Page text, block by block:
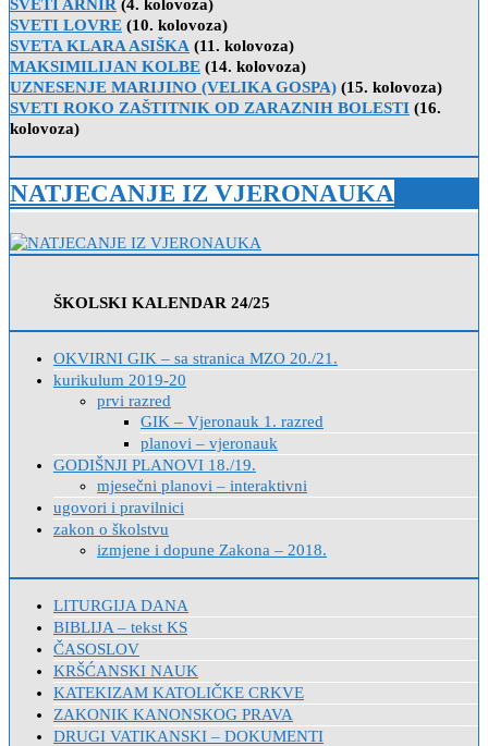
SVETI ARNIR (4. kolovoza)
SVETI LOVRE (10. kolovoza)
SVETA KLARA ASIŠKA (11. kolovoza)
MAKSIMILIJAN KOLBE (14. kolovoza)
UZNESENJE MARIJINO (VELIKA GOSPA) (15. kolovoza)
SVETI ROKO ZAŠTITNIK OD ZARAZNIH BOLESTI (16.
kolovoza)
NATJECANJE IZ VJERONAUKA
ŠKOLSKI KALENDAR 24/25
OKVIRNI GIK – sa stranica MZO 20./21.
kurikulum 2019-20
prvi razred
GIK – Vjeronauk 1. razred
planovi – vjeronauk
GODIŠNJI PLANOVI 18./19.
mjesečni planovi – interaktivni
ugovori i pravilnici
zakon o školstvu
izmjene i dopune Zakona – 2018.
LITURGIJA DANA
BIBLIJA – tekst KS
ČASOSLOV
KRŠĆANSKI NAUK
KATEKIZAM KATOLIČKE CRKVE
ZAKONIK KANONSKOG PRAVA
DRUGI VATIKANSKI – DOKUMENTI